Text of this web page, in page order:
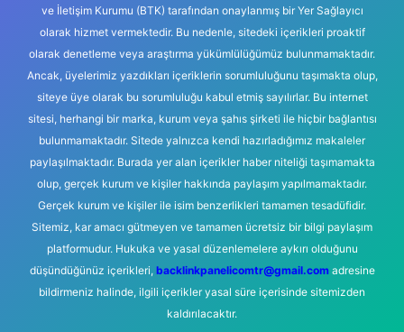
ve İletişim Kurumu (BTK) tarafından onaylanmış bir Yer Sağlayıcı
olarak hizmet vermektedir. Bu nedenle, sitedeki içerikleri proaktif
olarak denetleme veya araştırma yükümlülüğümüz bulunmamaktadır.
Ancak, üyelerimiz yazdıkları içeriklerin sorumluluğunu taşımakta olup,
siteye üye olarak bu sorumluluğu kabul etmiş sayılırlar. Bu internet
sitesi, herhangi bir marka, kurum veya şahıs şirketi ile hiçbir bağlantısı
bulunmamaktadır. Sitede yalnızca kendi hazırladığımız makaleler
paylaşılmaktadır. Burada yer alan içerikler haber niteliği taşımamakta
olup, gerçek kurum ve kişiler hakkında paylaşım yapılmamaktadır.
Gerçek kurum ve kişiler ile isim benzerlikleri tamamen tesadüfidir.
Sitemiz, kar amacı gütmeyen ve tamamen ücretsiz bir bilgi paylaşım
platformudur. Hukuka ve yasal düzenlemelere aykırı olduğunu
düşündüğünüz içerikleri, backlinkpanelicomtr@gmail.comadresine
bildirmeniz halinde, ilgili içerikler yasal süre içerisinde sitemizden
kaldırılacaktır.